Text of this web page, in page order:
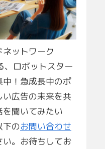
ットワーク
、ロボットスター
中！急成長中のポ
い広告の未来を共
聞いてみたい
下のお問い合わせ
。お待ちしてお